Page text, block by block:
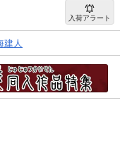
入荷アラート
建人